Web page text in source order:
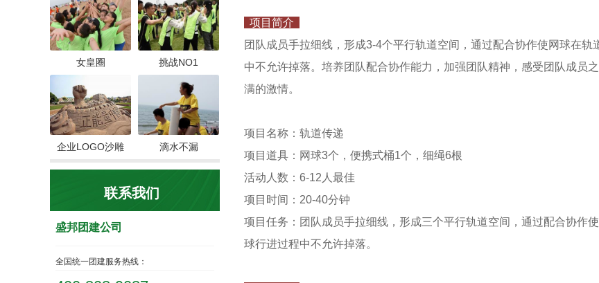
女皇圈 挑战NO1
企业LOGO沙雕 滴水不漏
联系我们
盛邦团建公司
全国统一团建服务热线：
项目简介
团队成员手拉细线，形成3-4个平行轨道空间，通过配合协作使网球在
中不允许掉落。培养团队配合协作能力，加强团队精神，感受团队成员
满的激情。
项目名称：轨道传递
项目道具：网球3个，便携式桶1个，细绳6根
活动人数：6-12人最佳
项目时间：20-40分钟
项目任务：团队成员手拉细线，形成三个平行轨道空间，通过配合协作
球行进过程中不允许掉落。